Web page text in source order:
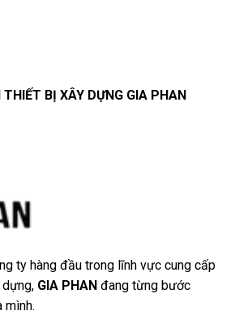
BỊ XÂY DỰNG GIA PHAN
ty hàng đầu trong lĩnh vực cung cấp
GIA PHAN đang từng bước
mình.